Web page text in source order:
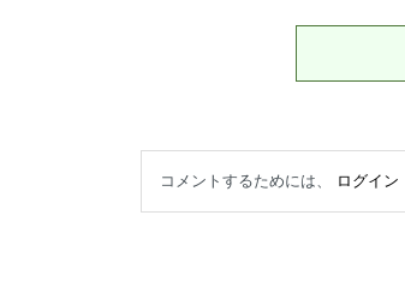
コメントするためには、 ログイン